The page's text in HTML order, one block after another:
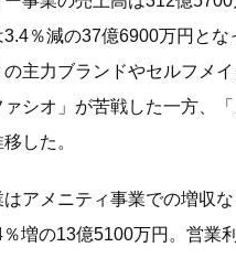
％減の37億6900万円とな
の主力ブランドやセルフメ
ァシオ」が苦戦した一方、「
した。
はアメニティ事業での増収
％増の13億5100万円。営業